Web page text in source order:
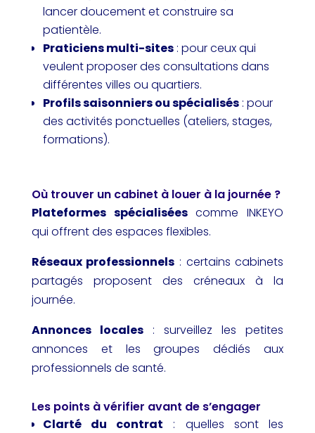
lancer doucement et construire sa
patientèle.
Praticiens multi-sites: pour ceux qui
veulent proposer des consultations dans
différentes villes ou quartiers.
Profils saisonniers ou spécialisés: pour
des activités ponctuelles (ateliers, stages,
formations).
Où trouver un cabinet à louer à la journée ?
Plateformes spécialiséescomme INKEYO
qui offrent des espaces flexibles.
Réseaux professionnels : certains cabinets
partagés proposent des créneaux à la
journée.
Annonces locales: surveillez les petites
annonces et les groupes dédiés aux
professionnels de santé.
Les points à vérifier avant de s’engager
Clarté du contrat : quelles sont les